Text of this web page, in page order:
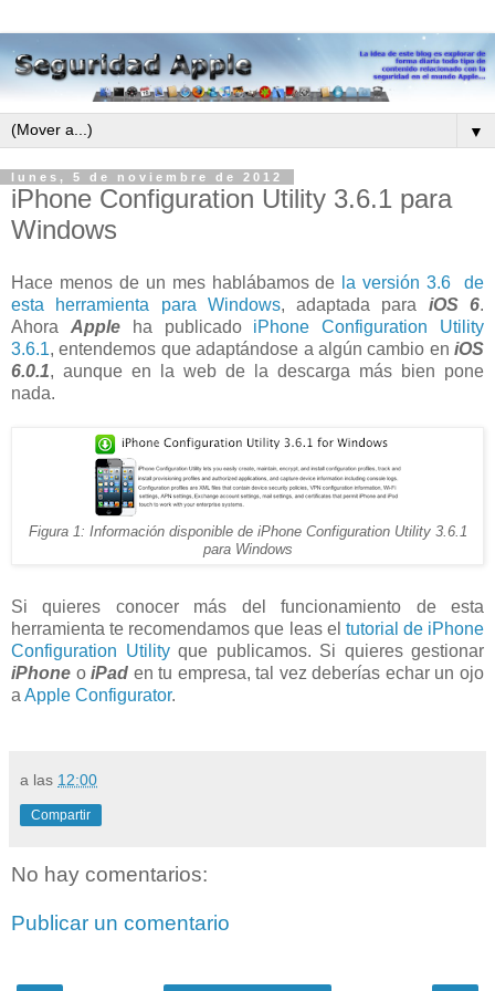
▼
lunes, 5 de noviembre de 2012
iPhone Configuration Utility 3.6.1 para
Windows
Hace menos de un mes hablábamos de la versión 3.6 de
esta herramienta para Windows, adaptada para iOS 6.
Ahora Appleha publicado iPhone Configuration Utility
3.6.1, entendemos que adaptándose a algún cambio en iOS
6.0.1, aunque en la web de la descarga más bien pone
nada.
Figura 1: Información disponible de iPhone Configuration Utility 3.6.1
para Windows
Si quieres conocer más del funcionamiento de esta
herramienta te recomendamos que leas el tutorial de iPhone
Configuration Utilityque publicamos. Si quieres gestionar
iPhone oiPad en tu empresa, tal vez deberías echar un ojo
a Apple Configurator.
a las 12:00
Compartir
No hay comentarios:
Publicar un comentario